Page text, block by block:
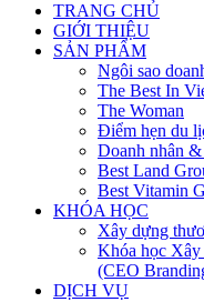
TRANG CHỦ
GIỚI THIỆU
SẢN PHẨM
Ngôi sao
The Best In
The Woman
Điểm hẹn du
Doanh nhân
Best Land
Best Vitamin
KHÓA HỌC
Xây dựng
Khóa học Xây
(CEO
DỊCH VỤ